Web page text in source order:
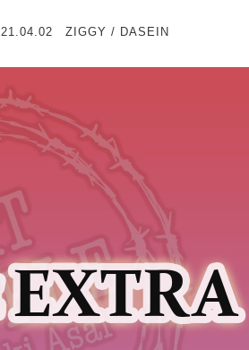
ZIGGY / DASEIN